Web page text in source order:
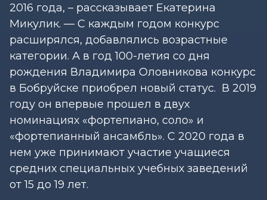
2016 года, – рассказывает Екатерина
Микулик. — С каждым годом конкурс
расширялся, добавлялись возрастные
категории. А в год 100-летия со дня
рождения Владимира Оловникова конкурс
в Бобруйске приобрел новый статус. В 2019
году он впервые прошел в двух
номинациях «фортепиано, соло» и
«фортепианный ансамбль». С 2020 года в
нем уже принимают участие учащиеся
средних специальных учебных заведений
от 15 до 19 лет.